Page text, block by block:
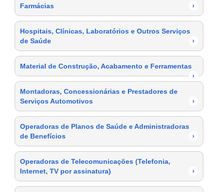
Farmácias ›
Hospitais, Clínicas, Laboratórios e Outros Serviços
de Saúde
›
Material de Construção, Acabamento e Ferramentas
›
Montadoras, Concessionárias e Prestadores de
Serviços Automotivos
›
Operadoras de Planos de Saúde e Administradoras
de Benefícios
›
Operadoras de Telecomunicações (Telefonia,
Internet, TV por assinatura)
›